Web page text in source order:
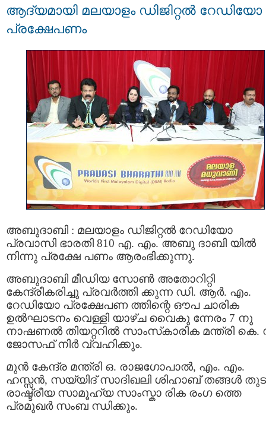
ആദ്യമായി മലയാളം ഡിജിറ്റല്‍ റേഡിയോ
പ്രക്ഷേപണം
അബുദാബി : മലയാളം ഡിജിറ്റല്‍ റേഡിയോ
പ്രവാസി ഭാരതി 810 എ. എം. അബു ദാബി യില്‍
നിന്നു പ്രക്ഷേ പണം ആരംഭിക്കുന്നു.
അബുദാബി മീഡിയ സോണ്‍ അതോറിറ്റി
കേന്ദ്രീകരിച്ചു പ്രവര്‍ത്തി ക്കുന്ന ഡി. ആര്‍. എം.
റേഡിയോ പ്രക്ഷേപണ ത്തിന്റെ ഔപ ചാരിക
ഉല്‍ഘാടനം വെള്ളി യാഴ്ച വൈകു ന്നേരം 7 നു
നാഷണല്‍ തിയറ്ററില്‍ സാംസ്‌കാരിക മന്ത്രി കെ.
ജോസഫ് നിര്‍ വ്വഹിക്കും.
മുൻ കേന്ദ്ര മന്ത്രി ഒ. രാജഗോപാൽ, എം. എം.
ഹസ്സൻ, സയ്യിദ് സാദിഖലി ശിഹാബ് തങ്ങൾ
രാഷ്ട്രീയ സാമൂഹ്യ സാംസ്കാ രിക രംഗ ത്തെ
പ്രമുഖർ സംബ ന്ധിക്കും.